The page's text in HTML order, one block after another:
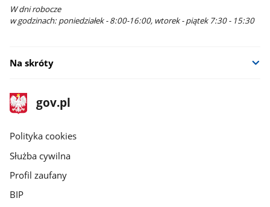
W dni robocze
w godzinach: poniedziałek - 8:00-16:00, wtorek - piątek 7:30 - 15:30
Na skróty
stopka
gov.pl
Strona
gov.pl
gov.pl
Polityka cookies
Służba cywilna
Profil zaufany
BIP